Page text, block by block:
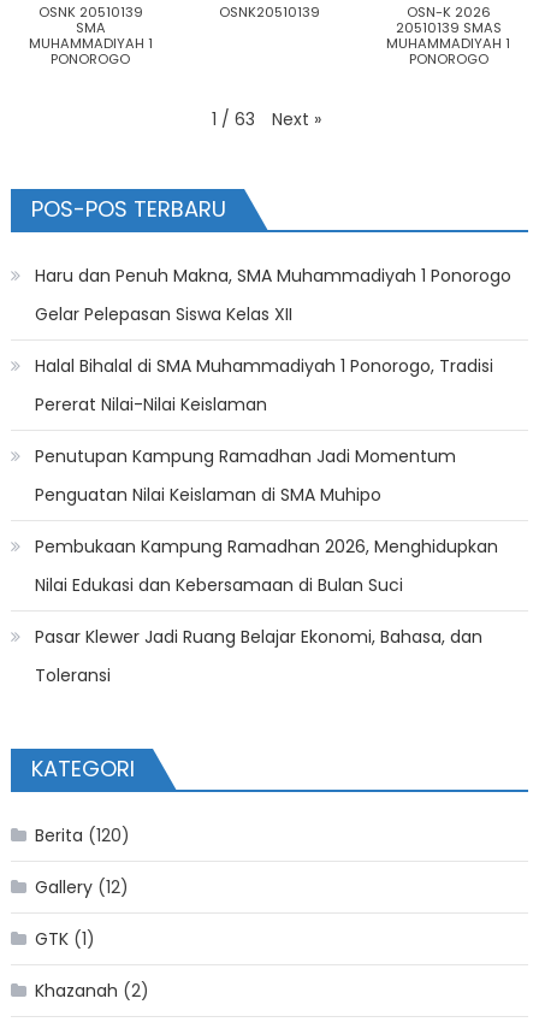
OSNK 20510139
SMA
MUHAMMADIYAH 1
PONOROGO
OSNK20510139
OSN-K 2026
20510139 SMAS
MUHAMMADIYAH 1
PONOROGO
1 / 63 Next »
POS-POS TERBARU
Haru dan Penuh Makna, SMA Muhammadiyah 1 Ponorogo
Gelar Pelepasan Siswa Kelas XII
Halal Bihalal di SMA Muhammadiyah 1 Ponorogo, Tradisi
Pererat Nilai-Nilai Keislaman
Penutupan Kampung Ramadhan Jadi Momentum
Penguatan Nilai Keislaman di SMA Muhipo
Pembukaan Kampung Ramadhan 2026, Menghidupkan
Nilai Edukasi dan Kebersamaan di Bulan Suci
Pasar Klewer Jadi Ruang Belajar Ekonomi, Bahasa, dan
Toleransi
KATEGORI
Berita (120)
Gallery(12)
GTK(1)
Khazanah (2)